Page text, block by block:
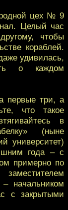
цех № 9
Целый час
чтобы
кораблей.
удивилась,
о каждом
первые три, а
что такое
в
(ныне
университет)
года – с
примерно по
начальником
с закрытыми